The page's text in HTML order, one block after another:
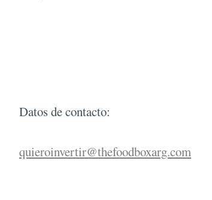
Datos de contacto:
quieroinvertir@thefoodboxarg.com